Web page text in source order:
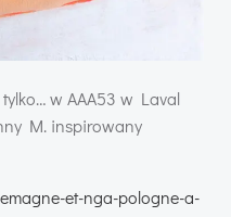
w AAA53 w Laval
M. inspirowany
et-nga-pologne-a-